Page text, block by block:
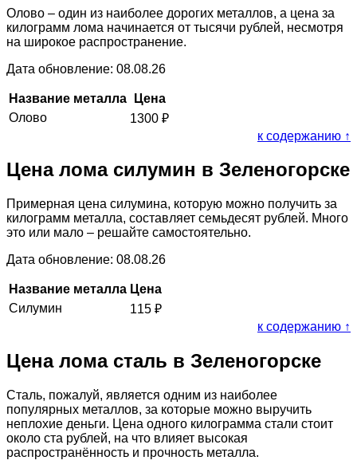
Олово – один из наиболее дорогих металлов, а цена за
килограмм лома начинается от тысячи рублей, несмотря
на широкое распространение.
Дата обновление: 08.08.26
Название металла
Цена
Олово
1300 ₽
к содержанию ↑
Цена лома силумин в Зеленогорске
Примерная цена силумина, которую можно получить за
килограмм металла, составляет семьдесят рублей. Много
это или мало – решайте самостоятельно.
Дата обновление: 08.08.26
Название металла Цена
Силумин
115 ₽
к содержанию ↑
Цена лома сталь в Зеленогорске
Сталь, пожалуй, является одним из наиболее
популярных металлов, за которые можно выручить
неплохие деньги. Цена одного килограмма стали стоит
около ста рублей, на что влияет высокая
распространённость и прочность металла.